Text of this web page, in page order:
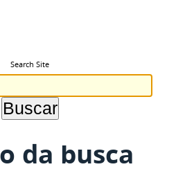
Search Site
da busca